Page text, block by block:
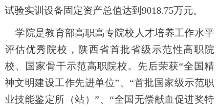
试验实训设备固定资产总值达到 9018.75万元。
学院是教育部高职高专院校人才培养工作水平
评估优秀院校，陕西省首批省级示范性高职院
校、国家骨干示范高职院校。先后荣获“全国精
神文明建设工作先进单位”、“首批国家级示范职
业技能鉴定所（站）”、“全国无偿献血促进奖特